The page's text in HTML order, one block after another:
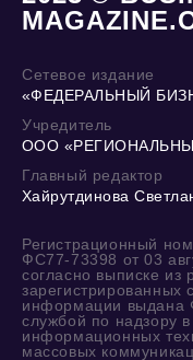
Сетевое издание
«ФЕДЕРАЛЬНЫЙ
Учредитель
ООО
Главный редактор
Хайрутдинова
Регистрационный
ФС77-73398 от 03
согласно выписке из
зарегистрированных
информации выдана
службой по надзору
информационных
массовых